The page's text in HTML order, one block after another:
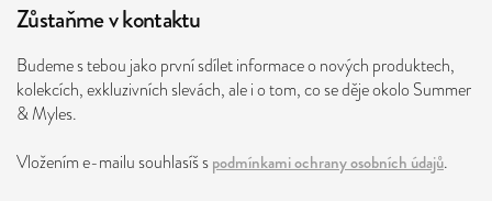
Zůstaňme v kontaktu
Budeme s tebou jako první sdílet informace o nových produktech,
kolekcích, exkluzivních slevách, ale i o tom, co se děje okolo Summer
& Myles.
Vložením e-mailu souhlasíš spodmínkami ochrany osobních údajů.